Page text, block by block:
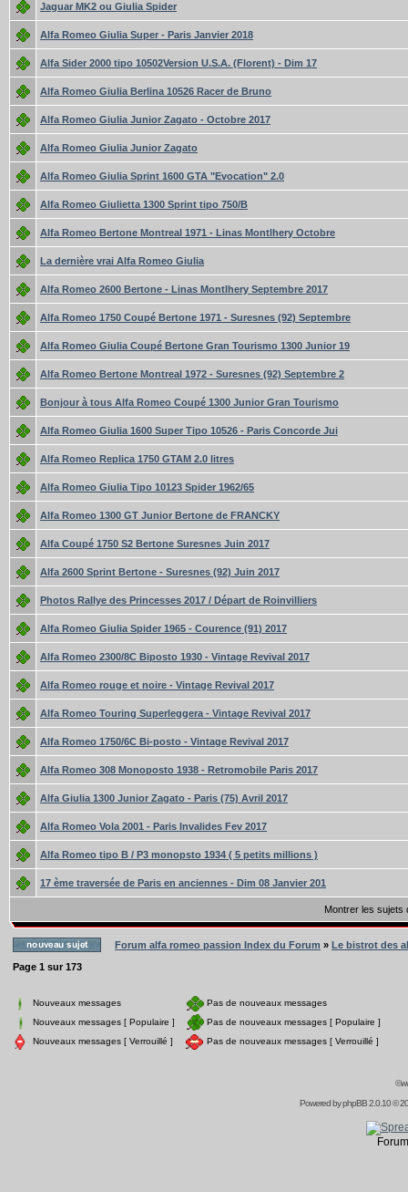
Jaguar MK2 ou Giulia Spider
Alfa Romeo Giulia Super - Paris Janvier 2018
Alfa Sider 2000 tipo 10502Version U.S.A. (Florent) - Dim 17
Alfa Romeo Giulia Berlina 10526 Racer de Bruno
Alfa Romeo Giulia Junior Zagato - Octobre 2017
Alfa Romeo Giulia Junior Zagato
Alfa Romeo Giulia Sprint 1600 GTA "Evocation" 2.0
Alfa Romeo Giulietta 1300 Sprint tipo 750/B
Alfa Romeo Bertone Montreal 1971 - Linas Montlhery Octobre
La dernière vrai Alfa Romeo Giulia
Alfa Romeo 2600 Bertone - Linas Montlhery Septembre 2017
Alfa Romeo 1750 Coupé Bertone 1971 - Suresnes (92) Septembre
Alfa Romeo Giulia Coupé Bertone Gran Tourismo 1300 Junior 19
Alfa Romeo Bertone Montreal 1972 - Suresnes (92) Septembre 2
Bonjour à tous Alfa Romeo Coupé 1300 Junior Gran Tourismo
Alfa Romeo Giulia 1600 Super Tipo 10526 - Paris Concorde Jui
Alfa Romeo Replica 1750 GTAM 2.0 litres
Alfa Romeo Giulia Tipo 10123 Spider 1962/65
Alfa Romeo 1300 GT Junior Bertone de FRANCKY
Alfa Coupé 1750 S2 Bertone Suresnes Juin 2017
Alfa 2600 Sprint Bertone - Suresnes (92) Juin 2017
Photos Rallye des Princesses 2017 / Départ de Roinvilliers
Alfa Romeo Giulia Spider 1965 - Courence (91) 2017
Alfa Romeo 2300/8C Biposto 1930 - Vintage Revival 2017
Alfa Romeo rouge et noire - Vintage Revival 2017
Alfa Romeo Touring Superleggera - Vintage Revival 2017
Alfa Romeo 1750/6C Bi-posto - Vintage Revival 2017
Alfa Romeo 308 Monoposto 1938 - Retromobile Paris 2017
Alfa Giulia 1300 Junior Zagato - Paris (75) Avril 2017
Alfa Romeo Vola 2001 - Paris Invalides Fev 2017
Alfa Romeo tipo B / P3 monopsto 1934 ( 5 petits millions )
17 ème traversée de Paris en anciennes - Dim 08 Janvier 201
Montrer les sujets
Forum alfa romeo passion Index du Forum » Le bistrot des
Page 1 sur 173
Nouveaux messages
Pas de nouveaux messages
Nouveaux messages [ Populaire ]
Pas de nouveaux messages [ Populaire ]
Nouveaux messages [ Verrouillé ]
Pas de nouveaux messages [ Verrouillé ]
Powered byphpBB2.0.10 ©